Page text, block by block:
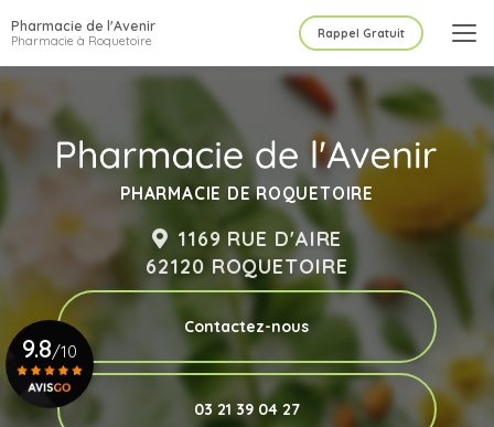
au
contenu
principal
Pharmacie de l'Avenir
Pharmacie à Roquetoire Rappel Gratuit
PHARMACIE DE ROQUETOIRE
1169 RUE D'AIRE
62120 ROQUETOIRE
Contactez-nous
03 21 39 04 27
9.8/10
Voir le certificat